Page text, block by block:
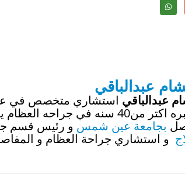
عبدالباقي
عبدالباقي استشاري متخصص في
وله خبره اكتر من40 سنه في
بجامعة عين شمس و رئيس قسم
و استشاري جراحة العظام و